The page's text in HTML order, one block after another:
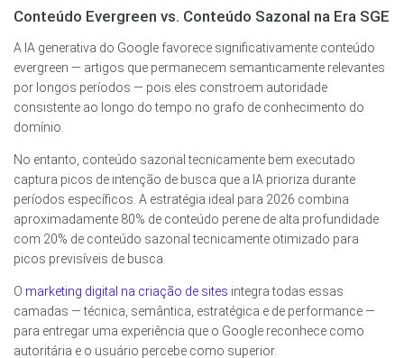
Conteúdo Evergreen vs. Conteúdo Sazonal na Era SGE
A IA generativa do Google favorece significativamente conteúdo
evergreen — artigos que permanecem semanticamente relevantes
por longos períodos — pois eles constroem autoridade
consistente ao longo do tempo no grafo de conhecimento do
domínio.
No entanto, conteúdo sazonal tecnicamente bem executado
captura picos de intenção de busca que a IA prioriza durante
períodos específicos. A estratégia ideal para 2026 combina
aproximadamente 80% de conteúdo perene de alta profundidade
com 20% de conteúdo sazonal tecnicamente otimizado para
picos previsíveis de busca.
O marketing digital na criação de sites integra todas essas
camadas — técnica, semântica, estratégica e de performance —
para entregar uma experiência que o Google reconhece como
autoritária e o usuário percebe como superior.